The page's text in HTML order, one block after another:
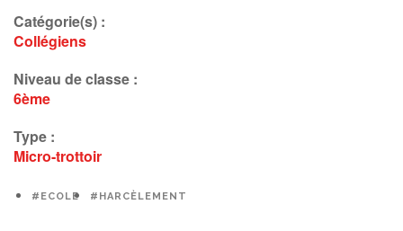
Catégorie(s) :
Collégiens
Niveau de classe :
6ème
Type :
Micro-trottoir
#ECOLE #HARCÈLEMENT